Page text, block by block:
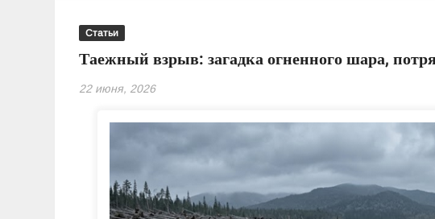
Статьи
Таежный взрыв: загадка огненного шара,
22 июня, 2026